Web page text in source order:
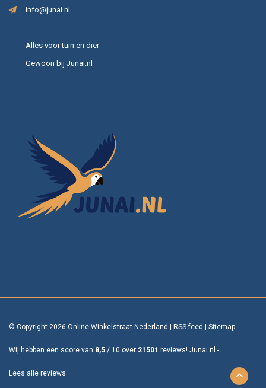
info@junai.nl
Alles voor tuin en dier
Gewoon bij Junai.nl
© Copyright 2026 Online Winkelstraat Nederland RSS-feed Sitemap
Wij hebben een score van 8,5 / 10 over 21501 reviews! Junai.nl -
Lees alle reviews